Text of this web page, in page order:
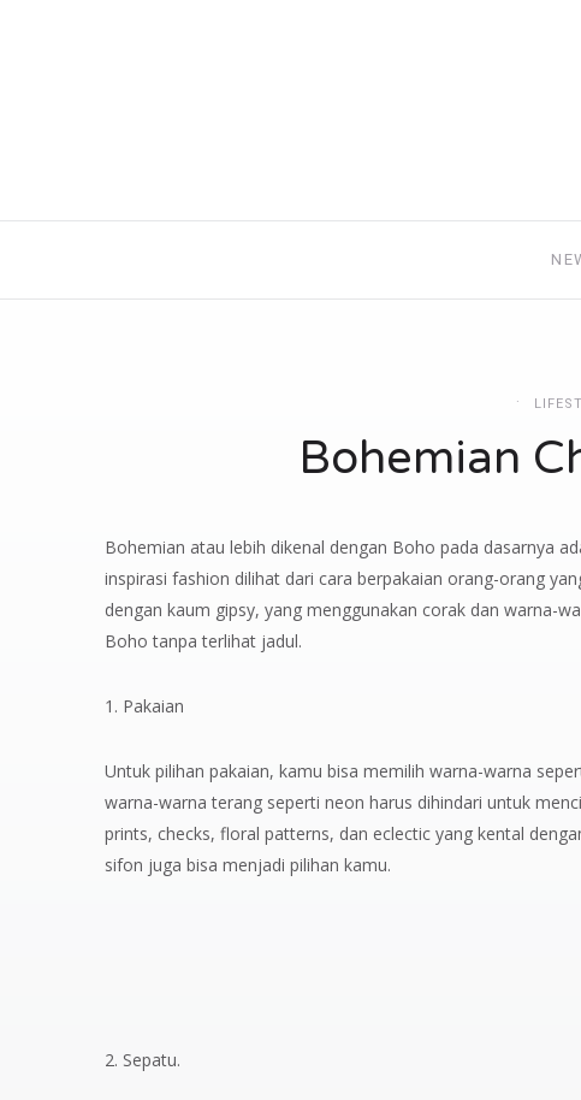
Bohemian
Bohemian atau lebih dikenal dengan Boho pada dasarnya
inspirasi fashion dilihat dari cara berpakaian orang-orang
dengan kaum gipsy, yang menggunakan corak dan warna-
Boho tanpa terlihat jadul.
1. Pakaian
Untuk pilihan pakaian, kamu bisa memilih warna-warna
warna-warna terang seperti neon harus dihindari untuk
prints, checks, floral patterns, dan eclectic yang kental
sifon juga bisa menjadi pilihan kamu.
2. Sepatu.